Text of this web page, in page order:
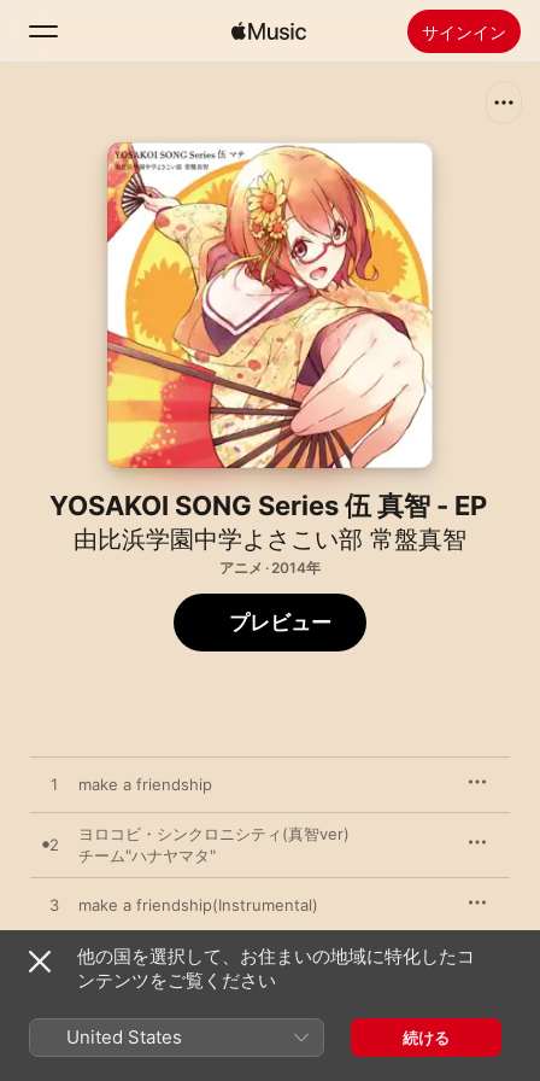
サインイン
ホーム
新着おすすめ
Apple Musicをインストール
YOSAKOI SONG Series 伍 真智 - EP
由比浜学園中学よさこい部 常盤真智
アニメ · 2014年
プレビュー
1 make a friendship
2
ヨロコビ・シンクロニシティ(真智ver)
チーム"ハナヤマタ"
3 make a friendship(Instrumental)
4
ヨロコビ・シンクロニシティ(instrumental)
チーム"ハナヤマタ"
2014年11月19日
他の国を選択して、お住まいの地域に特化したコ
ンテンツをご覧ください
United States 続ける